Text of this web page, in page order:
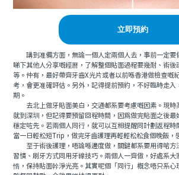
立即預約
講到准備方面，無論一個人定兩個人去，事前一定要
睇下其他人分享嘅經曆，了解整個貼面過程要幾耐、術後
等。仲有，最好帶齊牙齒X光片或者以前喺香港做檢查嘅
考，會更准確評估。另外，記得提前預約，不好臨時走入
期。
去北上做牙貼面美白，交通都系要考慮嘅因素。現時
就到深圳，但記得要預留回程時間，因爲做完貼面之後最
穩定咗先。若兩個人同行，就可以互相提醒同計劃返程時
當一日輕松短Trip，做完牙齒護理再輕輕松松食個晚飯，
至于術後護理，唔論喺邊度做，關鍵都系要用得啱方
習慣、刷牙方式同用牙線技巧。兩個人一齊做，好處系大
惰，保持貼面幹淨光亮。其實呢個「同行」概念唔只系心